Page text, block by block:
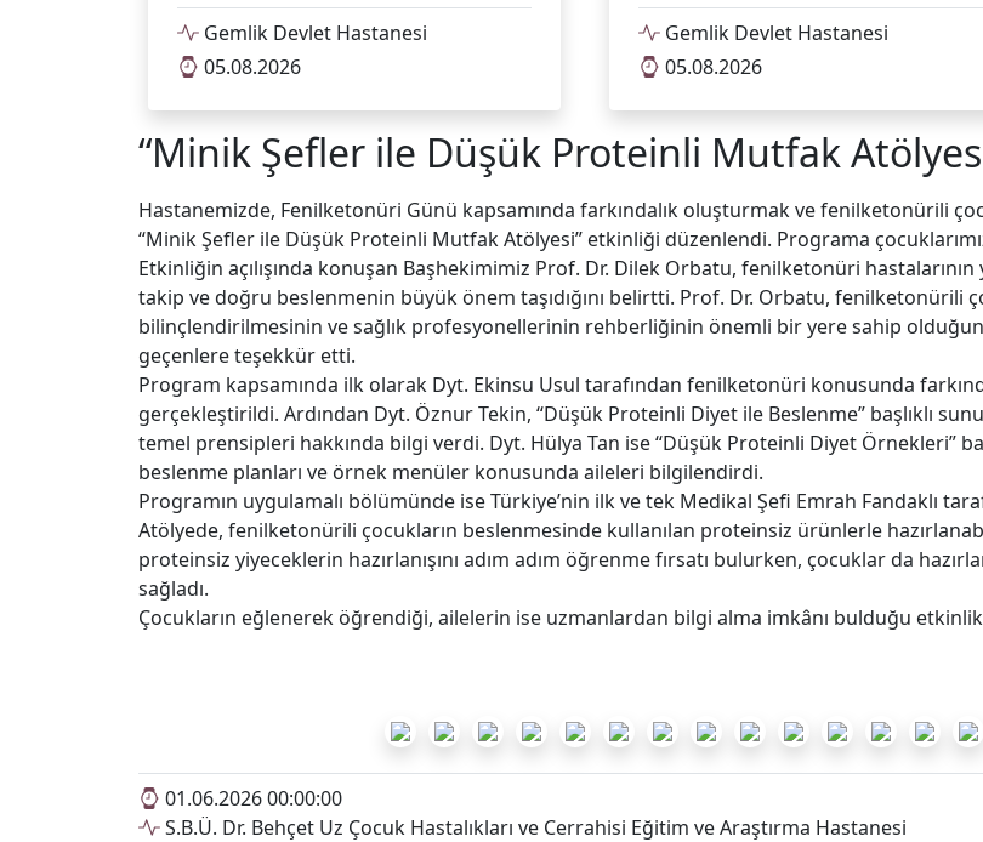
Gemlik Devlet Hastanesi
05.08.2026
Gemlik Devlet Hastanesi
05.08.2026
“Minik Şefler ile Düşük Proteinli Mutfak
Hastanemizde, Fenilketonüri Günü kapsamında farkındalık oluşturmak ve fenilketonürili
“Minik Şefler ile Düşük Proteinli Mutfak Atölyesi” etkinliği düzenlendi. Programa
Etkinliğin açılışında konuşan Başhekimimiz Prof. Dr. Dilek Orbatu, fenilketonüri
takip ve doğru beslenmenin büyük önem taşıdığını belirtti. Prof. Dr. Orbatu, fenilketonürili
bilinçlendirilmesinin ve sağlık profesyonellerinin rehberliğinin önemli bir yere sahip
geçenlere teşekkür etti.
Program kapsamında ilk olarak Dyt. Ekinsu Usul tarafından fenilketonüri konusunda
gerçekleştirildi. Ardından Dyt. Öznur Tekin, “Düşük Proteinli Diyet ile Beslenme” başlıklı
temel prensipleri hakkında bilgi verdi. Dyt. Hülya Tan ise “Düşük Proteinli Diyet Örnekleri”
beslenme planları ve örnek menüler konusunda aileleri bilgilendirdi.
Programın uygulamalı bölümünde ise Türkiye’nin ilk ve tek Medikal Şefi Emrah Fandaklı
Atölyede, fenilketonürili çocukların beslenmesinde kullanılan proteinsiz ürünlerle
proteinsiz yiyeceklerin hazırlanışını adım adım öğrenme fırsatı bulurken, çocuklar da
sağladı.
Çocukların eğlenerek öğrendiği, ailelerin ise uzmanlardan bilgi alma imkânı bulduğu
01.06.2026 00:00:00
S.B.Ü. Dr. Behçet Uz Çocuk Hastalıkları ve Cerrahisi Eğitim ve Araştırma Hastanesi